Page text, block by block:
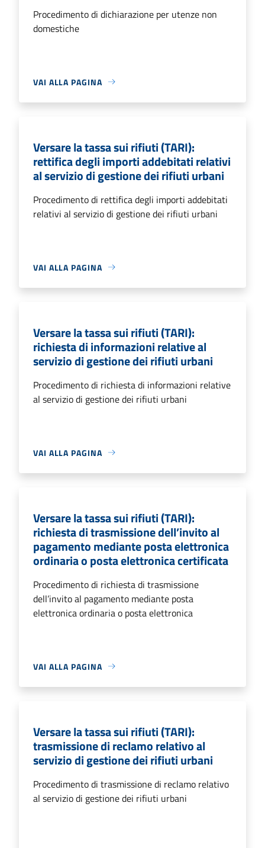
Procedimento di dichiarazione per utenze non
domestiche
VAI ALLA PAGINA
Versare la tassa sui rifiuti (TARI):
rettifica degli importi addebitati relativi
al servizio di gestione dei rifiuti urbani
Procedimento di rettifica degli importi addebitati
relativi al servizio di gestione dei rifiuti urbani
VAI ALLA PAGINA
Versare la tassa sui rifiuti (TARI):
richiesta di informazioni relative al
servizio di gestione dei rifiuti urbani
Procedimento di richiesta di informazioni relative
al servizio di gestione dei rifiuti urbani
VAI ALLA PAGINA
Versare la tassa sui rifiuti (TARI):
richiesta di trasmissione dell’invito al
pagamento mediante posta elettronica
ordinaria o posta elettronica certificata
Procedimento di richiesta di trasmissione
dell’invito al pagamento mediante posta
elettronica ordinaria o posta elettronica
VAI ALLA PAGINA
Versare la tassa sui rifiuti (TARI):
trasmissione di reclamo relativo al
servizio di gestione dei rifiuti urbani
Procedimento di trasmissione di reclamo relativo
al servizio di gestione dei rifiuti urbani